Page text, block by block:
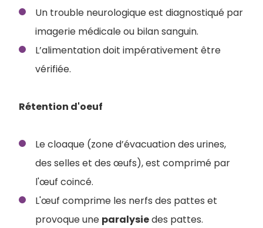
Un trouble neurologique est diagnostiqué par
imagerie médicale ou bilan sanguin.
L’alimentation doit impérativement être
vérifiée.
Rétention d'oeuf
Le cloaque (zone d’évacuation des urines,
des selles et des œufs), est comprimé par
l'œuf coincé.
L'œuf comprime les nerfs des pattes et
provoque une paralysiedes pattes.